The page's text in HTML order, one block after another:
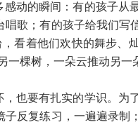
动的瞬间：有的孩子从
唱歌；有的孩子给我们
，看着他们欢快的舞步
一棵树，一朵云推动另一
也要有扎实的学识。为
反复练习，一遍遍录